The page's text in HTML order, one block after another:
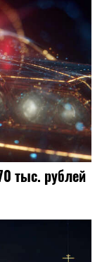
тыс. рублей